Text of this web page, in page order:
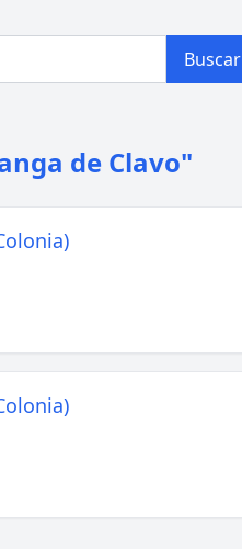
Buscar
de Clavo"